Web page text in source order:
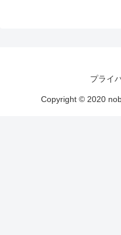
プライ
Copyright © 2020